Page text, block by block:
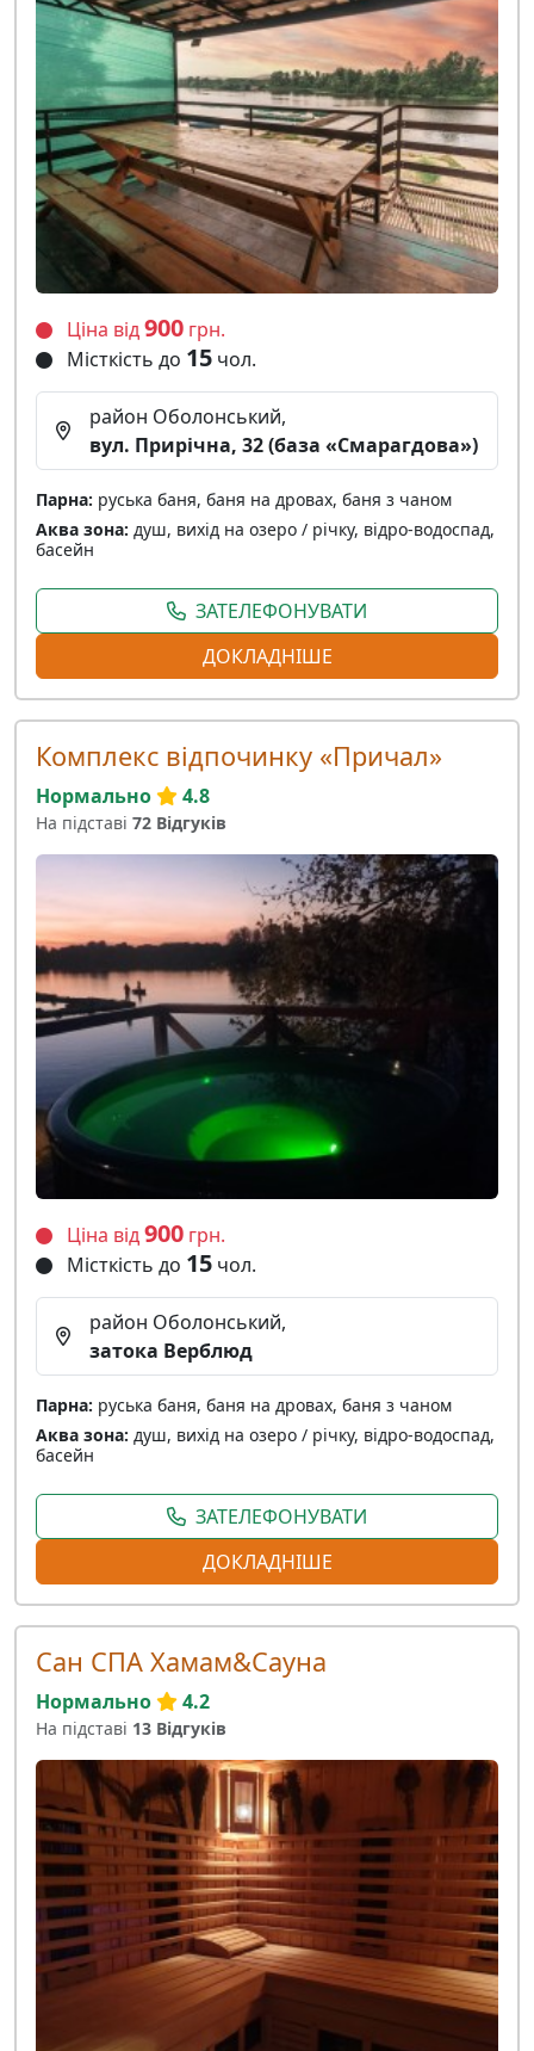
Ціна від900 грн.
Місткість до 15 чол.
район Оболонський,
вул. Прирічна, 32 (база «Смарагдова»)
Парна: руська баня, баня на дровах, баня з чаном
Аква зона: душ, вихід на озеро / річку, відро-водоспад,
басейн
ЗАТЕЛЕФОНУВАТИ
ДОКЛАДНІШЕ
Комплекс відпочинку «Причал»
Нормально 4.8
На підставі 72 Відгуків
Ціна від900 грн.
Місткість до 15 чол.
район Оболонський,
затока Верблюд
Парна: руська баня, баня на дровах, баня з чаном
Аква зона: душ, вихід на озеро / річку, відро-водоспад,
басейн
ЗАТЕЛЕФОНУВАТИ
ДОКЛАДНІШЕ
Сан СПА Хамам&Сауна
Нормально 4.2
На підставі 13 Відгуків